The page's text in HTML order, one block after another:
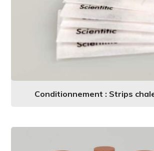
Conditionnement : Strips